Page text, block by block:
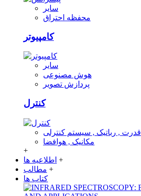
سایر
محفظه احتراق
کامپیوتر
سایر
هوش مصنوعی
پردازش تصویر
کنترل
قدرت , رباتیک , سیستم کنترلی
مکانیک , هوافضا
+
اطلاعیه ها +
مطالب +
کتاب ها